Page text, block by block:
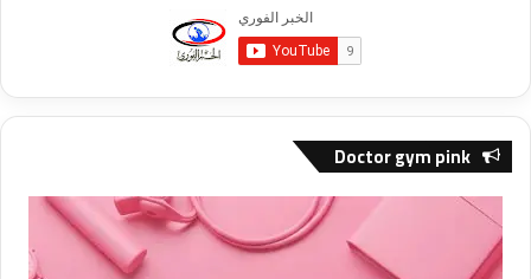
Doctor gym pink